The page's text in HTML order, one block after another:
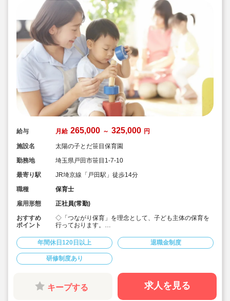
給与 月給 265,000 ～ 325,000 円
施設名
太陽の子とだ笹目保育園
勤務地
埼玉県戸田市笹目1-7-10
最寄り駅
JR埼京線「戸田駅」徒歩14分
職種
保育士
雇用形態
正社員(常勤)
おすすめ
ポイント
◇「つながり保育」を理念として、子ども主体の保育を
行っております。
あり♪
◇残業ゼロ推進 / 持ち帰り残業禁止 / 残業代は1分単位で
支給！
◇年間休日123日から / プライベートも充実 / 12連休取得
◇多彩なキャリアアップ研修 / 年間100以上実施 / 充実し
たバックアップ！
年間休日120日以上 退職金制度
研修制度あり
キープする 求人を見る